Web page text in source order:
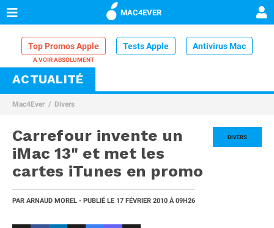
MAC4EVER
Top Promos Apple Tests Apple Antivirus Mac
VPN Mac
Comparatif iPhone
ACTUALITÉ
Mac4Ever Divers
DIVERS
Carrefour invente un
iMac 13" et met les
cartes iTunes en promo
PAR ARNAUD MOREL - PUBLIÉ LE 17 FÉVRIER 2010 À 09H26